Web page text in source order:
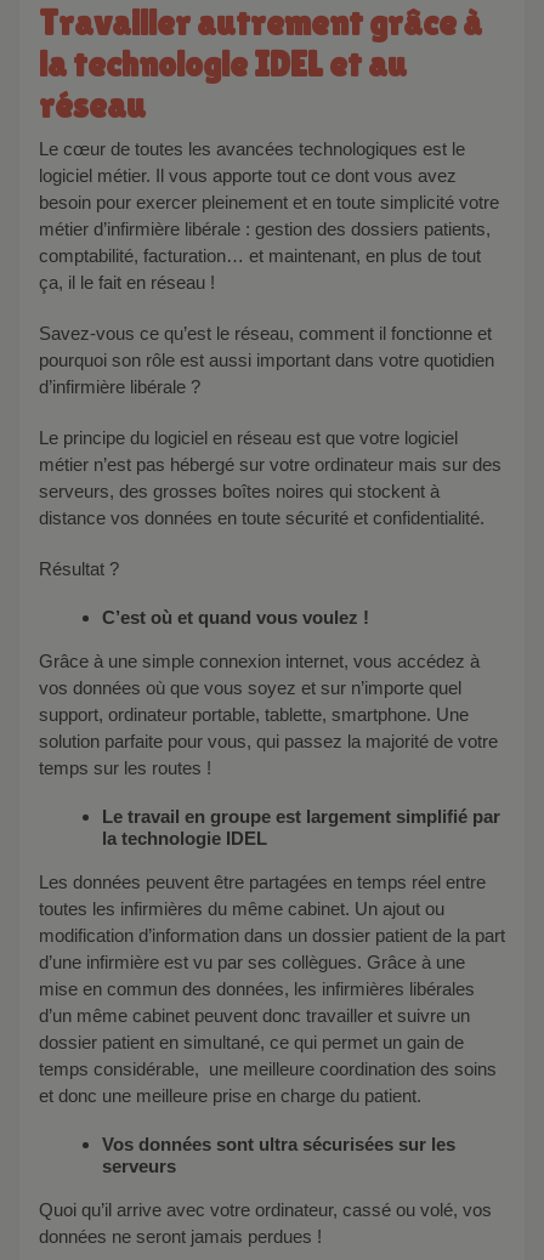
Travailler autrement grâce à
la technologie IDEL et au
réseau
Le cœur de toutes les avancées technologiques est le
logiciel métier. Il vous apporte tout ce dont vous avez
besoin pour exercer pleinement et en toute simplicité votre
métier d’infirmière libérale : gestion des dossiers patients,
comptabilité, facturation… et maintenant, en plus de tout
ça, il le fait en réseau !
Savez-vous ce qu’est le réseau, comment il fonctionne et
pourquoi son rôle est aussi important dans votre quotidien
d’infirmière libérale ?
Le principe du logiciel en réseau est que votre logiciel
métier n’est pas hébergé sur votre ordinateur mais sur des
serveurs, des grosses boîtes noires qui stockent à
distance vos données en toute sécurité et confidentialité.
Résultat ?
C’est où et quand vous voulez !
Grâce à une simple connexion internet, vous accédez à
vos données où que vous soyez et sur n’importe quel
support, ordinateur portable, tablette, smartphone. Une
solution parfaite pour vous, qui passez la majorité de votre
temps sur les routes !
Le travail en groupe est largement simplifié par
la technologie IDEL
Les données peuvent être partagées en temps réel entre
toutes les infirmières du même cabinet. Un ajout ou
modification d’information dans un dossier patient de la part
d’une infirmière est vu par ses collègues. Grâce à une
mise en commun des données, les infirmières libérales
d’un même cabinet peuvent donc travailler et suivre un
dossier patient en simultané, ce qui permet un gain de
temps considérable, une meilleure coordination des soins
et donc une meilleure prise en charge du patient.
Vos données sont ultra sécurisées sur les
serveurs
Quoi qu’il arrive avec votre ordinateur, cassé ou volé, vos
données ne seront jamais perdues !